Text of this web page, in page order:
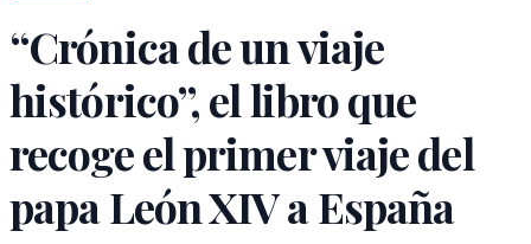
“Crónica de un viaje
histórico”, el libro que
recoge el primer viaje del
papa León XIV a España